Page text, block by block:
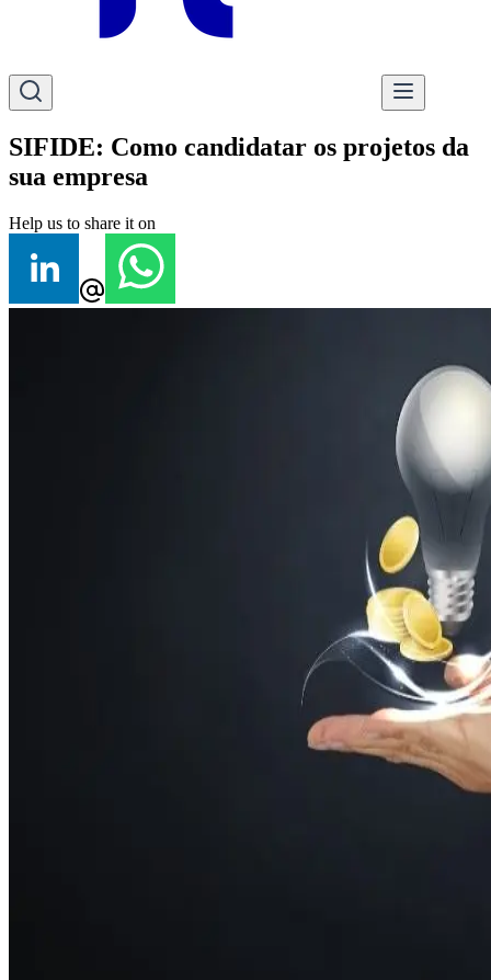
SIFIDE: Como candidatar os projetos da
sua empresa
Help us to share it on